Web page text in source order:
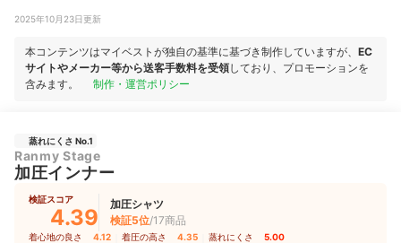
2025年10月23日更新
本コンテンツはマイベストが独自の基準に基づき制作していますが、 EC
サイトやメーカー等から送客手数料を受領しており、プロモーションを
含みます。
制作・運営ポリシー
蒸れにくさ No.1
Ranmy Stage
加圧インナー
検証スコア
4.39
加圧シャツ
検証5位/17商品
着心地の良さ 4.12 着圧の高さ 4.35 蒸れにくさ 5.00